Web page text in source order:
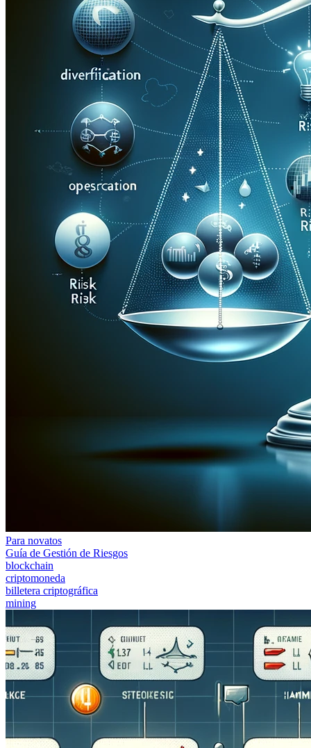
Para novatos
Guía de Gestión de Riesgos
blockchain
criptomoneda
billetera criptográfica
mining